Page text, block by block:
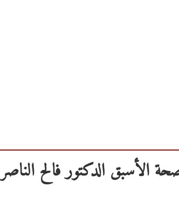
الأسبق الدكتور فالح الناصر